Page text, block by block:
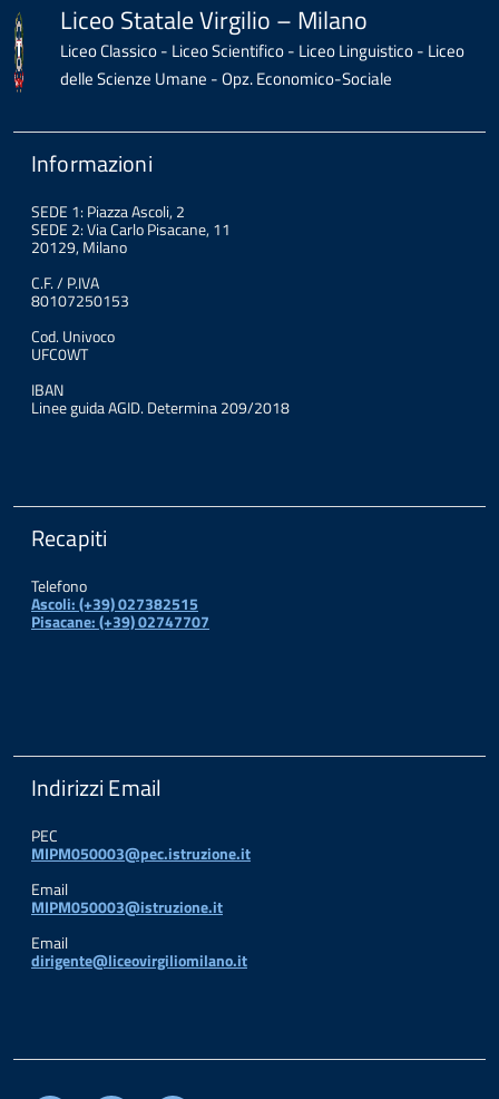
Liceo Statale Virgilio – Milano
Liceo Classico - Liceo Scientifico - Liceo Linguistico - Liceo
delle Scienze Umane - Opz. Economico-Sociale
Informazioni
SEDE 1: Piazza Ascoli, 2
SEDE 2: Via Carlo Pisacane, 11
20129, Milano
C.F. / P.IVA
80107250153
Cod. Univoco
UFC0WT
IBAN
Linee guida AGID. Determina 209/2018
Recapiti
Telefono
Ascoli: (+39) 027382515
Pisacane: (+39) 02747707
Indirizzi Email
PEC
MIPM050003@pec.istruzione.it
Email
MIPM050003@istruzione.it
Email
dirigente@liceovirgiliomilano.it